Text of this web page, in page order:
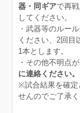
器・同ギアで再
してください。
・武器等のルー
ください、2回目
1本とします。
・その他不明点
に連絡ください。
※試合結果を確定
せんのでご了承く